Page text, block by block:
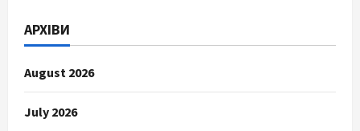
АРХІВИ
August 2026
July 2026